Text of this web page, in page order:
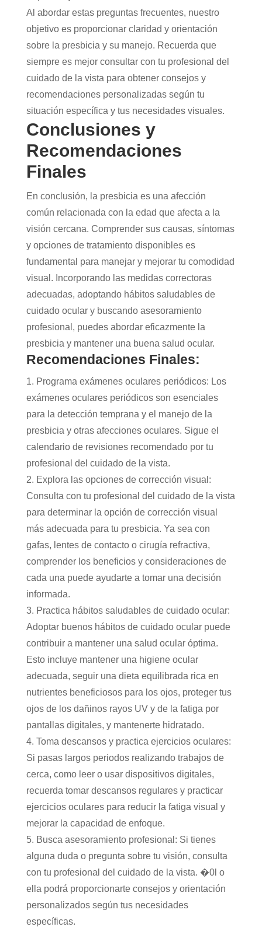
Al abordar estas preguntas frecuentes, nuestro
objetivo es proporcionar claridad y orientación
sobre la presbicia y su manejo. Recuerda que
siempre es mejor consultar con tu profesional del
cuidado de la vista para obtener consejos y
recomendaciones personalizadas según tu
situación específica y tus necesidades visuales.
Conclusiones y
Recomendaciones
Finales
En conclusión, la presbicia es una afección
común relacionada con la edad que afecta a la
visión cercana. Comprender sus causas, síntomas
y opciones de tratamiento disponibles es
fundamental para manejar y mejorar tu comodidad
visual. Incorporando las medidas correctoras
adecuadas, adoptando hábitos saludables de
cuidado ocular y buscando asesoramiento
profesional, puedes abordar eficazmente la
presbicia y mantener una buena salud ocular.
Recomendaciones Finales:
1. Programa exámenes oculares periódicos: Los
exámenes oculares periódicos son esenciales
para la detección temprana y el manejo de la
presbicia y otras afecciones oculares. Sigue el
calendario de revisiones recomendado por tu
profesional del cuidado de la vista.
2. Explora las opciones de corrección visual:
Consulta con tu profesional del cuidado de la vista
para determinar la opción de corrección visual
más adecuada para tu presbicia. Ya sea con
gafas, lentes de contacto o cirugía refractiva,
comprender los beneficios y consideraciones de
cada una puede ayudarte a tomar una decisión
informada.
3. Practica hábitos saludables de cuidado ocular:
Adoptar buenos hábitos de cuidado ocular puede
contribuir a mantener una salud ocular óptima.
Esto incluye mantener una higiene ocular
adecuada, seguir una dieta equilibrada rica en
nutrientes beneficiosos para los ojos, proteger tus
ojos de los dañinos rayos UV y de la fatiga por
pantallas digitales, y mantenerte hidratado.
4. Toma descansos y practica ejercicios oculares:
Si pasas largos periodos realizando trabajos de
cerca, como leer o usar dispositivos digitales,
recuerda tomar descansos regulares y practicar
ejercicios oculares para reducir la fatiga visual y
mejorar la capacidad de enfoque.
5. Busca asesoramiento profesional: Si tienes
alguna duda o pregunta sobre tu visión, consulta
con tu profesional del cuidado de la vista. �0l o
ella podrá proporcionarte consejos y orientación
personalizados según tus necesidades
específicas.